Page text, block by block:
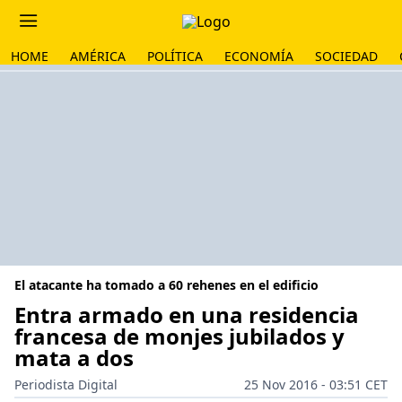
HOME AMÉRICA POLÍTICA ECONOMÍA SOCIEDAD
El atacante ha tomado a 60 rehenes en el edificio
Entra armado en una residencia
francesa de monjes jubilados y
mata a dos
Periodista Digital
25 Nov 2016 - 03:51 CET